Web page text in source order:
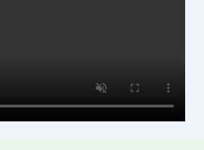
y del padre o tutor (en caso de no
o identificación oficial).